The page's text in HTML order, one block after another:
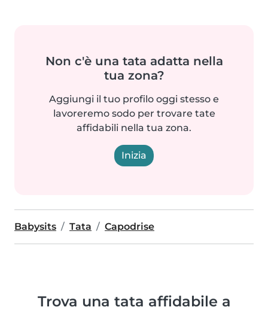
Non c'è una tata adatta nella
tua zona?
Aggiungi il tuo profilo oggi stesso e
lavoreremo sodo per trovare tate
affidabili nella tua zona.
Inizia
Babysits Tata Capodrise
Trova una tata affidabile a